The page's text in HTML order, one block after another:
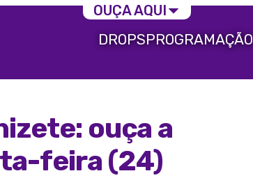
DROPSPROGRAMAÇÃO
ouça a
feira (24)
OUÇA AQUI